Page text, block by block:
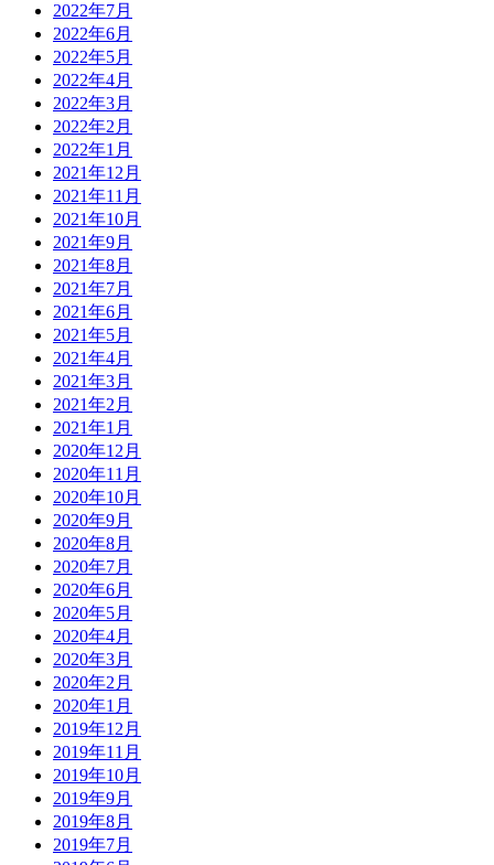
2022年7月
2022年6月
2022年5月
2022年4月
2022年3月
2022年2月
2022年1月
2021年12月
2021年11月
2021年10月
2021年9月
2021年8月
2021年7月
2021年6月
2021年5月
2021年4月
2021年3月
2021年2月
2021年1月
2020年12月
2020年11月
2020年10月
2020年9月
2020年8月
2020年7月
2020年6月
2020年5月
2020年4月
2020年3月
2020年2月
2020年1月
2019年12月
2019年11月
2019年10月
2019年9月
2019年8月
2019年7月